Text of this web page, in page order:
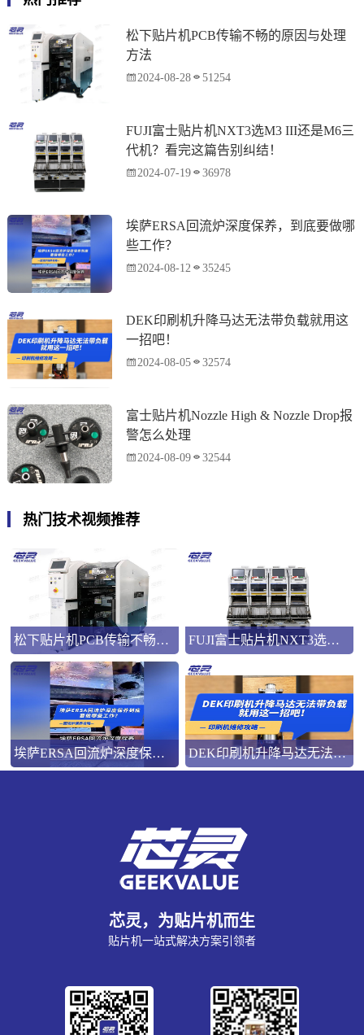
松下贴片机PCB传输不畅的原因与处理
方法
2024-08-28 51254
FUJI富士贴片机NXT3选M3 III还是M6三
代机？看完这篇告别纠结！
2024-07-19 36978
埃萨ERSA回流炉深度保养，到底要做哪
些工作？
2024-08-12 35245
DEK印刷机升降马达无法带负载就用这
一招吧！
2024-08-05 32574
富士贴片机Nozzle High & Nozzle Drop报
警怎么处理
2024-08-09 32544
热门技术视频推荐
松下贴片机PCB传输不畅的原因与处理方法 FUJI富士贴片机NXT3选M3 III还是M6三代机？看完这篇告别纠结！
埃萨ERSA回流炉深度保养，到底要做哪些工作？ DEK印刷机升降马达无法带负载就用这一招吧！
芯灵，为贴片机而生
贴片机一站式解决方案引领者